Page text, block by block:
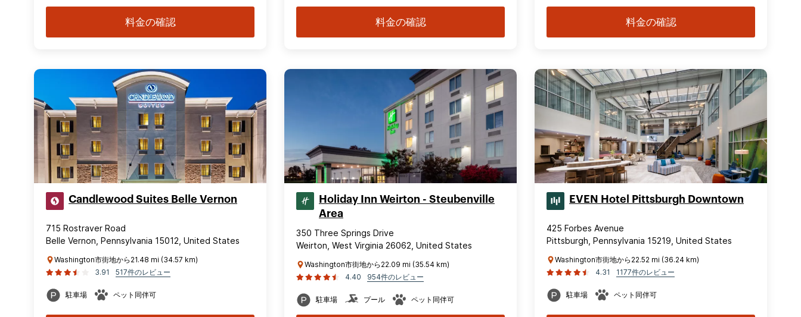
料金の確認 料金の確認 料金の確認
Candlewood Suites Belle Vernon
715 Rostraver Road
Belle Vernon, Pennsylvania 15012, United States
Washington市街地から21.48 mi (34.57 km)
3.91
517件のレビュー
駐車場 ペット同伴可
Holiday Inn Weirton - Steubenville
Area
350 Three Springs Drive
Weirton, West Virginia 26062, United States
Washington市街地から22.09 mi (35.54 km)
4.40
954件のレビュー
駐車場 プール ペット同伴可
EVEN Hotel Pittsburgh Downtown
425 Forbes Avenue
Pittsburgh, Pennsylvania 15219, United States
Washington市街地から22.52 mi (36.24 km)
4.31
1177件のレビュー
駐車場 ペット同伴可